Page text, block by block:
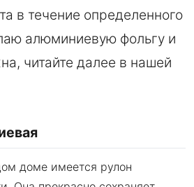
в течение определенного
алюминиевую фольгу и
читайте далее в нашей
доме имеется рулон